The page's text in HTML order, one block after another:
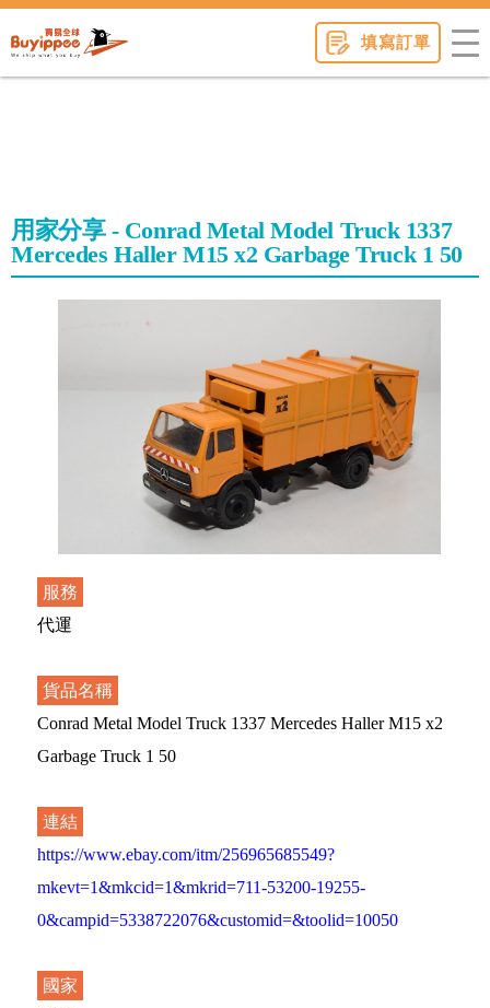
填寫訂單
用家分享 - Conrad Metal Model Truck 1337
Mercedes Haller M15 x2 Garbage Truck 1 50
服務
代運
貨品名稱
Conrad Metal Model Truck 1337 Mercedes Haller M15 x2
Garbage Truck 1 50
連結
https://www.ebay.com/itm/256965685549?
mkevt=1&mkcid=1&mkrid=711-53200-19255-
0&campid=5338722076&customid=&toolid=10050
國家